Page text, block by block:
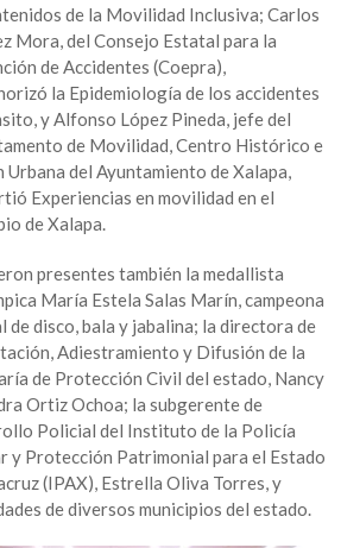
de la Movilidad Inclusiva; Carlos
Mora, del Consejo Estatal para la
de Accidentes (Coepra),
la Epidemiología de los accidentes
y Alfonso López Pineda, jefe del
de Movilidad, Centro Histórico e
Urbana del Ayuntamiento de Xalapa,
Experiencias en movilidad en el
de Xalapa.
presentes también la medallista
María Estela Salas Marín, campeona
de disco, bala y jabalina; la directora de
Adiestramiento y Difusión de la
de Protección Civil del estado, Nancy
Ortiz Ochoa; la subgerente de
Policial del Instituto de la Policía
y Protección Patrimonial para el Estado
(IPAX), Estrella Oliva Torres, y
de diversos municipios del estado.